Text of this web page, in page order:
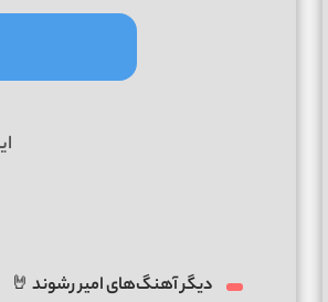
دیگر آهنگ‌های امیر رشوند 🤘